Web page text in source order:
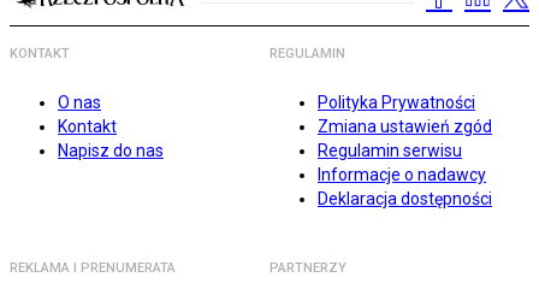
KONTAKT
O nas
Kontakt
Napisz do nas
REGULAMIN
Polityka Prywatności
Zmiana ustawień zgód
Regulamin serwisu
Informacje o nadawcy
Deklaracja dostępności
REKLAMA I PRENUMERATA PARTNERZY